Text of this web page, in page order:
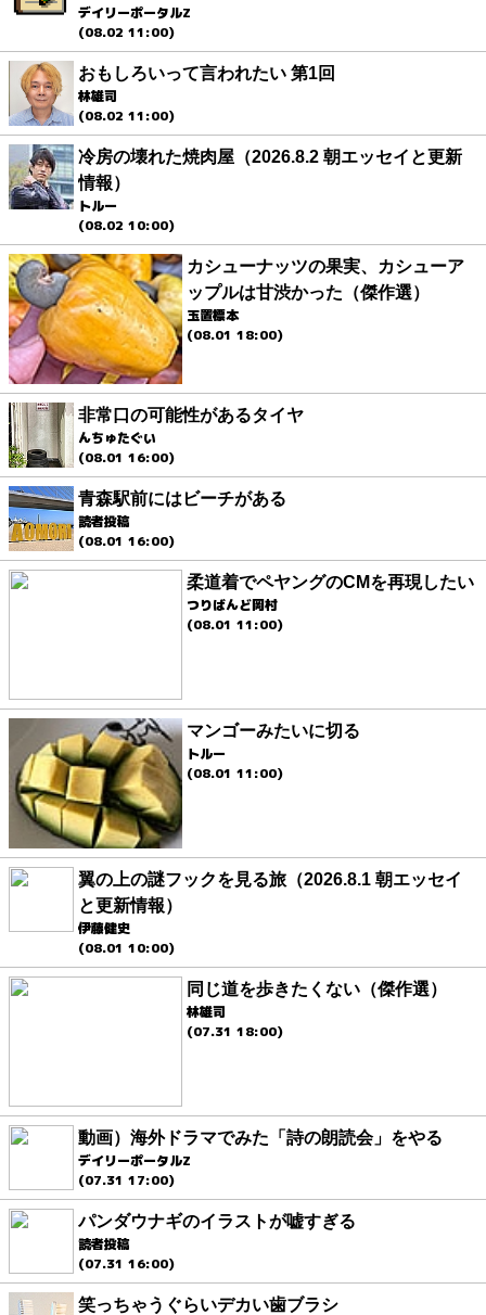
デイリーポータルZ
(08.02 11:00)
おもしろいって言われたい 第1回
林雄司
(08.02 11:00)
冷房の壊れた焼肉屋（2026.8.2 朝エッセイと更新
情報）
トルー
(08.02 10:00)
カシューナッツの果実、カシューア
ップルは甘渋かった（傑作選）
玉置標本
(08.01 18:00)
非常口の可能性があるタイヤ
んちゅたぐい
(08.01 16:00)
青森駅前にはビーチがある
読者投稿
(08.01 16:00)
柔道着でペヤングのCMを再現したい
つりばんど岡村
(08.01 11:00)
マンゴーみたいに切る
トルー
(08.01 11:00)
翼の上の謎フックを見る旅（2026.8.1 朝エッセイ
と更新情報）
伊藤健史
(08.01 10:00)
同じ道を歩きたくない（傑作選）
林雄司
(07.31 18:00)
動画）海外ドラマでみた「詩の朗読会」をやる
デイリーポータルZ
(07.31 17:00)
パンダウナギのイラストが嘘すぎる
読者投稿
(07.31 16:00)
笑っちゃうぐらいデカい歯ブラシ